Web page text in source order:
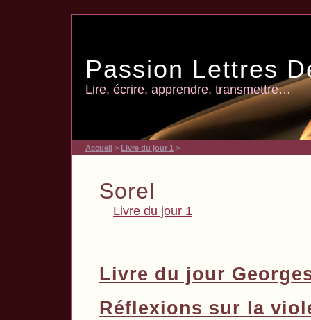
Passion Lettres
Lire, écrire, apprendre, transmettre…
Accueil > Livre du jour 1 >
Sorel
Livre du jour 1
Livre du jour
Réflexions sur la